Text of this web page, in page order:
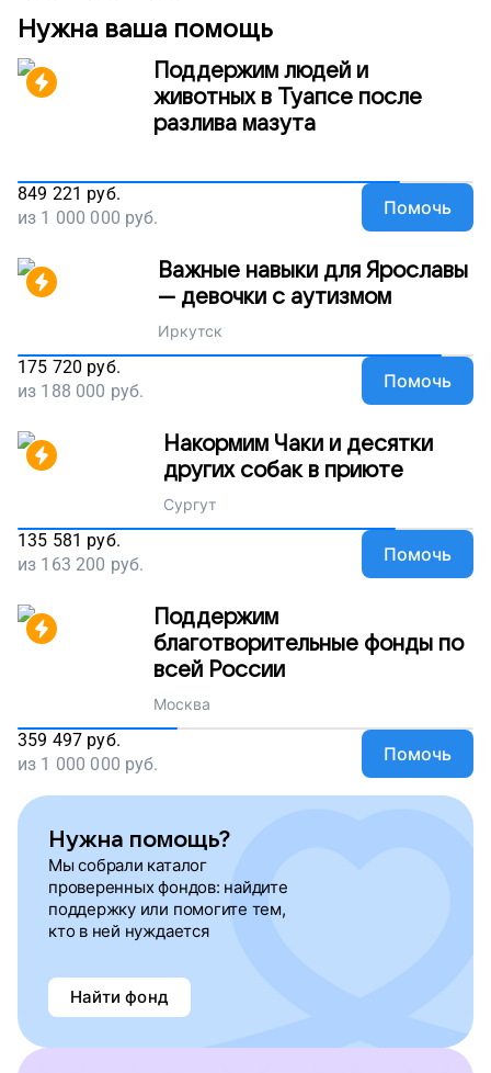
Нужна ваша помощь
Поддержим людей и
животных в Туапсе после
разлива мазута
849 221 руб.
из 1 000 000 руб. Помочь
Важные навыки для Ярославы
— девочки с аутизмом
Иркутск
175 720 руб.
из 188 000 руб. Помочь
Накормим Чаки и десятки
других собак в приюте
Сургут
135 581 руб.
из 163 200 руб. Помочь
Поддержим
благотворительные фонды по
всей России
Москва
359 497 руб.
из 1 000 000 руб. Помочь
Нужна помощь?
Мы собрали каталог
проверенных фондов: найдите
поддержку или помогите тем,
кто в ней нуждается
Найти фонд